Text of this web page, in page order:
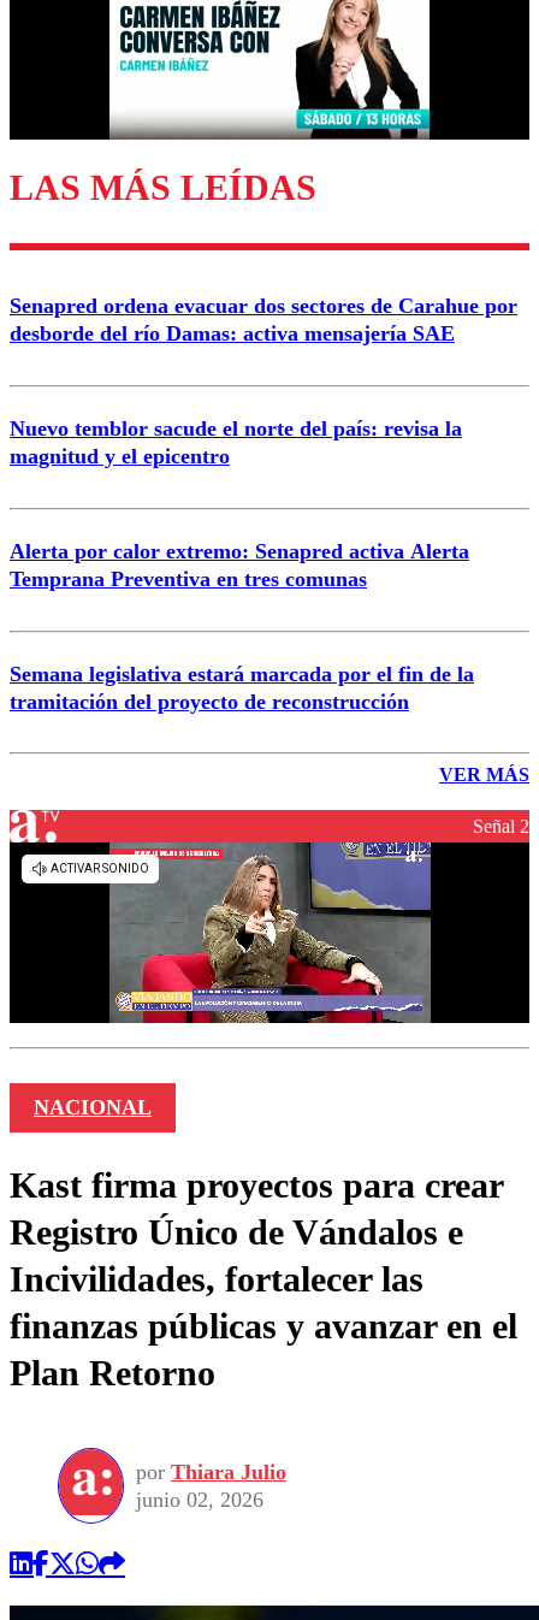
Enviar comentario
LAS MÁS LEÍDAS
Senapred ordena evacuar dos sectores de Carahue por
desborde del río Damas: activa mensajería SAE
Nuevo temblor sacude el norte del país: revisa la
magnitud y el epicentro
Alerta por calor extremo: Senapred activa Alerta
Temprana Preventiva en tres comunas
Semana legislativa estará marcada por el fin de la
tramitación del proyecto de reconstrucción
VER MÁS
Señal 2
NACIONAL
Kast firma proyectos para crear
Registro Único de Vándalos e
Incivilidades, fortalecer las
finanzas públicas y avanzar en el
Plan Retorno
por Thiara Julio
junio 02, 2026